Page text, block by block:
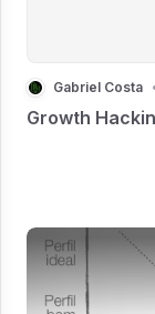
Gabriel Costa
Growth